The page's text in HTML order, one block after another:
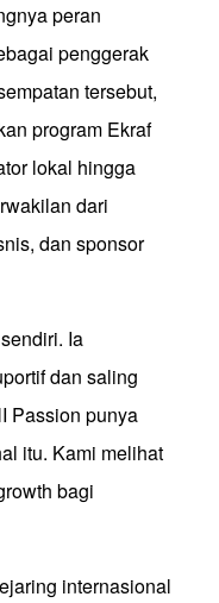
peran
penggerak
tersebut,
program Ekraf
lokal hingga
dari
dan sponsor
Ia
dan saling
Passion punya
itu. Kami melihat
bagi
internasional